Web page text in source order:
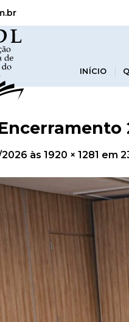
INÍCIO
às 1920 × 1281 em